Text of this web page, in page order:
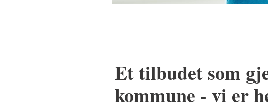
Et tilbudet som
kommune - vi er